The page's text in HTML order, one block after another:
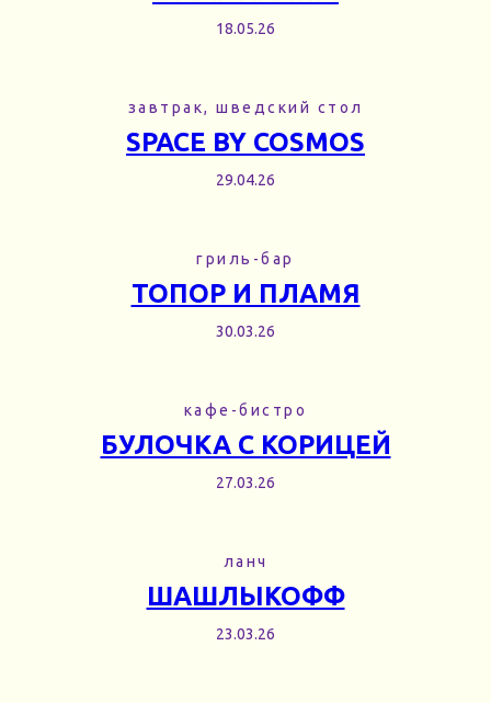
18.05.26
завтрак, шведский стол
SPACE BY COSMOS
29.04.26
гриль-бар
ТОПОР И ПЛАМЯ
30.03.26
кафе-бистро
БУЛОЧКА С КОРИЦЕЙ
27.03.26
ланч
ШАШЛЫКОФФ
23.03.26